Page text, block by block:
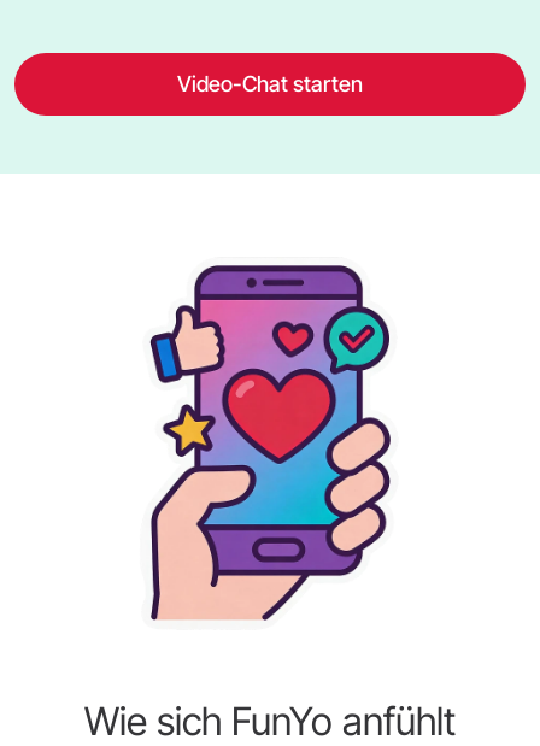
Video-Chat starten
Wie sich FunYo anfühlt